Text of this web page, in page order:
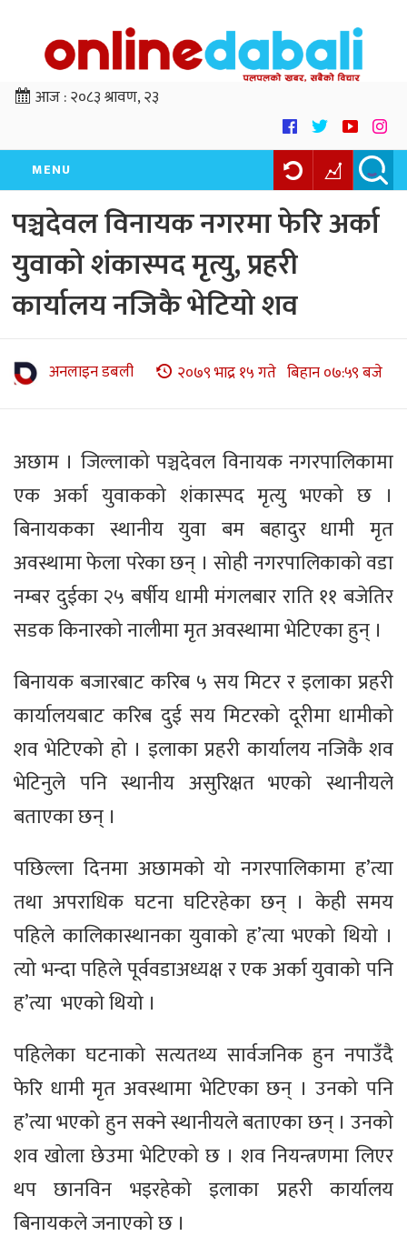
आज :२०८३ श्रावण, २३
MENU
पञ्चदेवल विनायक नगरमा फेरि अर्का
युवाको शंकास्पद मृत्यु, प्रहरी
कार्यालय नजिकै भेटियो शव
अनलाइन डबली २०७९ भाद्र १५ गते बिहान ०७:५९ बजे
अछाम । जिल्लाको पञ्चदेवल विनायक नगरपालिकामा
एक अर्का युवाकको शंकास्पद मृत्यु भएको छ ।
बिनायकका स्थानीय युवा बम बहादुर धामी मृत
अवस्थामा फेला परेका छन् । सोही नगरपालिकाको वडा
नम्बर दुईका २५ बर्षीय धामी मंगलबार राति ११ बजेतिर
सडक किनारको नालीमा मृत अवस्थामा भेटिएका हुन् ।
बिनायक बजारबाट करिब ५ सय मिटर र इलाका प्रहरी
कार्यालयबाट करिब दुई सय मिटरको दूरीमा धामीको
शव भेटिएको हो । इलाका प्रहरी कार्यालय नजिकै शव
भेटिनुले पनि स्थानीय असुरिक्षत भएको स्थानीयले
बताएका छन् ।
पछिल्ला दिनमा अछामको यो नगरपालिकामा ह’त्या
तथा अपराधिक घटना घटिरहेका छन् । केही समय
पहिले कालिकास्थानका युवाको ह’त्या भएको थियो ।
त्यो भन्दा पहिले पूर्ववडाअध्यक्ष र एक अर्का युवाको पनि
ह’त्या भएको थियो ।
पहिलेका घटनाको सत्यतथ्य सार्वजनिक हुन नपाउँदै
फेरि धामी मृत अवस्थामा भेटिएका छन् । उनको पनि
ह’त्या भएको हुन सक्ने स्थानीयले बताएका छन् । उनको
शव खोला छेउमा भेटिएको छ । शव नियन्त्रणमा लिएर
थप छानविन भइरहेको इलाका प्रहरी कार्यालय
बिनायकले जनाएको छ ।